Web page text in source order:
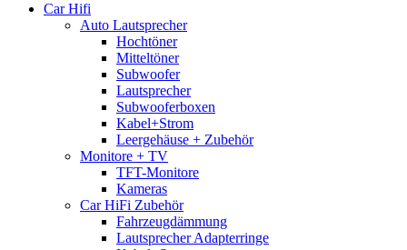
Car Hifi
Auto Lautsprecher
Hochtöner
Mitteltöner
Subwoofer
Lautsprecher
Subwooferboxen
Kabel+Strom
Leergehäuse + Zubehör
Monitore + TV
TFT-Monitore
Kameras
Car HiFi Zubehör
Fahrzeugdämmung
Lautsprecher Adapterringe